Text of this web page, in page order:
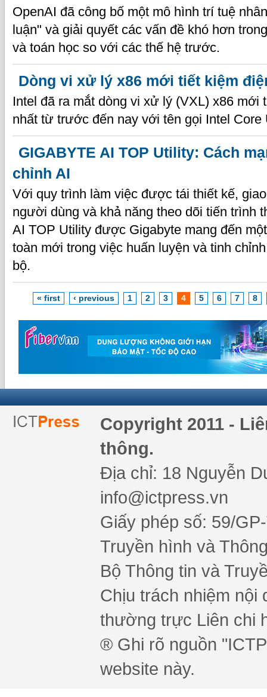
OpenAI đã công bố một mô hình trí tuệ
luận" và giải quyết các vấn đề khó hơn
và toán học so với các thế hệ trước.
Dòng vi xử lý x86 mới tiết kiệm
Intel đã ra mắt dòng vi xử lý (VXL) x86 mới
nhất từ trước đến nay với tên gọi Intel Core
GIGABYTE AI TOP Utility: Cách
chỉnh AI
Với quy trình làm việc được tái thiết kế,
người dùng và khả năng theo dõi tiến trình
AI TOP Utility được Gigabyte mang đến
toàn mới trong việc huấn luyện và tinh
bộ.
« first ‹ previous 1 2 3 4 5 6 7 8
Copyright 2011 -
thông.
Địa chỉ: 18 Nguyễn
info@ictpress.vn
Giấy phép số: 59/
Truyền hình và
Bộ Thông tin và
Chịu trách nhiệm nội
thường trực Liên chi
® Ghi rõ nguồn
website này.